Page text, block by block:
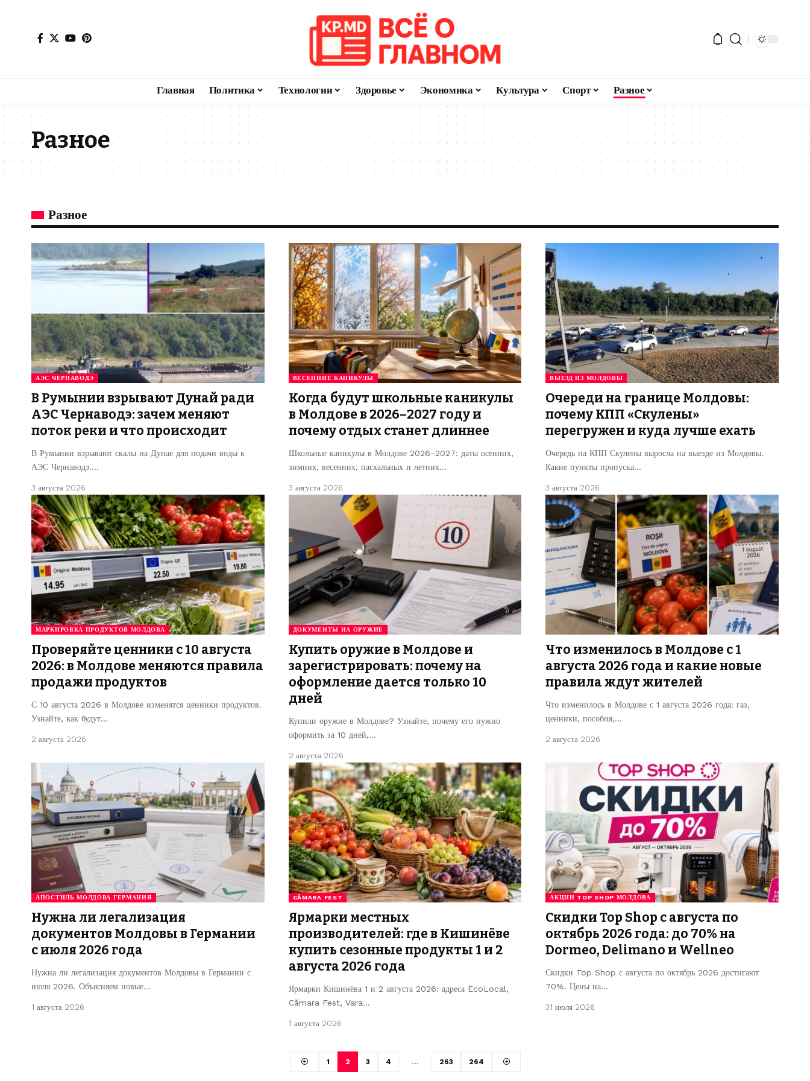
Главная Политика Технологии Здоровье Экономика Культура Спорт Разное
Разное
Разное
АЭС ЧЕРНАВОДЭ
В Румынии взрывают Дунай ради
АЭС Чернаводэ: зачем меняют
поток реки и что происходит
В Румынии взрывают скалы на Дунае для подачи воды к
АЭС Чернаводэ.…
3 августа 2026
ВЕСЕННИЕ КАНИКУЛЫ
Когда будут школьные каникулы
в Молдове в 2026–2027 году и
почему отдых станет длиннее
Школьные каникулы в Молдове 2026–2027: даты осенних,
зимних, весенних, пасхальных и летних…
3 августа 2026
ВЫЕЗД ИЗ МОЛДОВЫ
Очереди на границе Молдовы:
почему КПП «Скулены»
перегружен и куда лучше ехать
Очередь на КПП Скулены выросла на выезде из Молдовы.
Какие пункты пропуска…
3 августа 2026
МАРКИРОВКА ПРОДУКТОВ МОЛДОВА
Проверяйте ценники с 10 августа
2026: в Молдове меняются правила
продажи продуктов
С 10 августа 2026 в Молдове изменятся ценники продуктов.
Узнайте, как будут…
2 августа 2026
ДОКУМЕНТЫ НА ОРУЖИЕ
Купить оружие в Молдове и
зарегистрировать: почему на
оформление дается только 10
дней
Купили оружие в Молдове? Узнайте, почему его нужно
оформить за 10 дней,…
2 августа 2026
Что изменилось в Молдове с 1
августа 2026 года и какие новые
правила ждут жителей
Что изменилось в Молдове с 1 августа 2026 года: газ,
ценники, пособия,…
2 августа 2026
АПОСТИЛЬ МОЛДОВА ГЕРМАНИЯ
Нужна ли легализация
документов Молдовы в Германии
с июля 2026 года
Нужна ли легализация документов Молдовы в Германии с
июля 2026. Объясняем новые…
1 августа 2026
CĂMARA FEST
Ярмарки местных
производителей: где в Кишинёве
купить сезонные продукты 1 и 2
августа 2026 года
Ярмарки Кишинёва 1 и 2 августа 2026: адреса EcoLocal,
Cămara Fest, Vara…
1 августа 2026
АКЦИИ TOP SHOP МОЛДОВА
Скидки Top Shop с августа по
октябрь 2026 года: до 70% на
Dormeo, Delimano и Wellneo
Скидки Top Shop с августа по октябрь 2026 достигают
70%. Цены на…
31 июля 2026
1 2 3 4 … 263 264